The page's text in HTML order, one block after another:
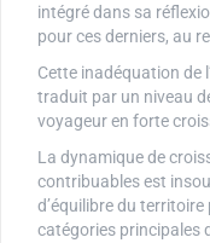
intégré dans sa
pour ces derniers, au
Cette inadéquation de
traduit par un niveau
voyageur en forte
La dynamique de
contribuables est
d’équilibre du
catégories principales